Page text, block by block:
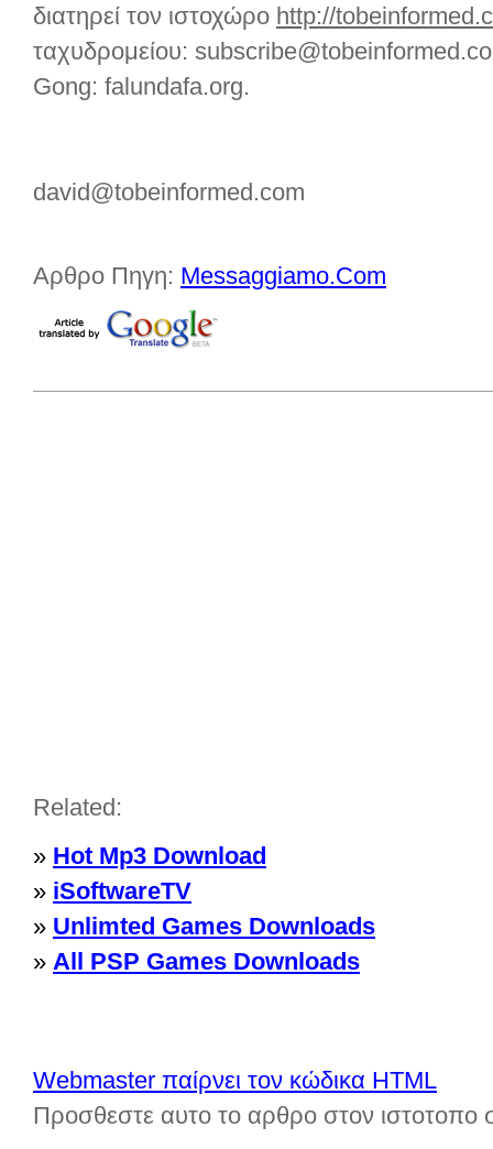
διατηρεί τον ιστοχώρο http://
ταχυδρομείου:
Gong: falundafa.org.
david@tobeinformed.com
Αρθρο Πηγη: Messaggiamo.Com
Related:
» Hot Mp3 Download
» iSoftwareTV
» Unlimted Games Downloads
» All PSP Games Downloads
Webmaster παίρνει τον κώδικα HTML
Προσθεστε αυτο το αρθρο στον ιστοτοπο